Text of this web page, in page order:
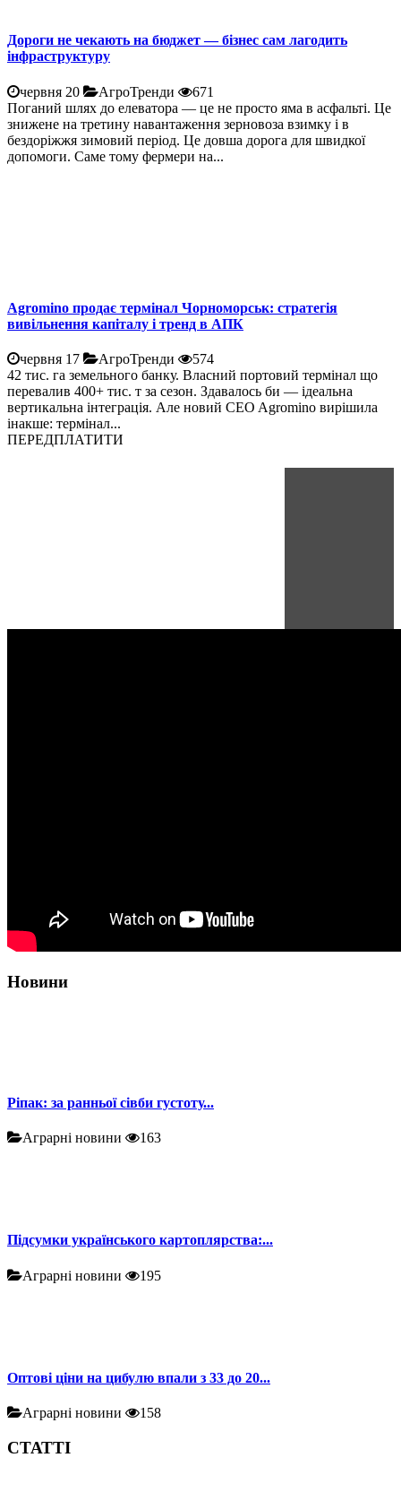
Дороги не чекають на бюджет — бізнес сам лагодить
інфраструктуру
червня 20 АгроТренди
671
Поганий шлях до елеватора — це не просто яма в асфальті. Це
знижене на третину навантаження зерновоза взимку і в
бездоріжжя зимовий період. Це довша дорога для швидкої
допомоги. Саме тому фермери на...
Agromino продає термінал Чорноморськ: стратегія
вивільнення капіталу і тренд в АПК
червня 17 АгроТренди
574
42 тис. га земельного банку. Власний портовий термінал що
перевалив 400+ тис. т за сезон. Здавалось би — ідеальна
вертикальна інтеграція. Але новий CEO Agromino вирішила
інакше: термінал...
ПЕРЕДПЛАТИТИ
Новини
Ріпак: за ранньої сівби густоту...
Аграрні новини 163
Підсумки українського картоплярства:...
Аграрні новини 195
Оптові ціни на цибулю впали з 33 до 20...
Аграрні новини 158
СТАТТІ